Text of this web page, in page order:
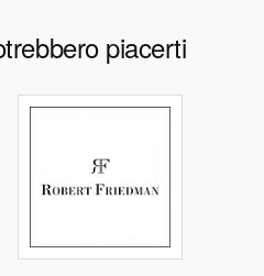
piacerti